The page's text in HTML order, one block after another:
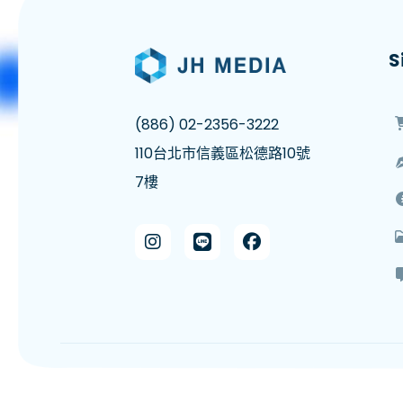
(886) 02-2356-3222
110台北市信義區松德路10號
7樓